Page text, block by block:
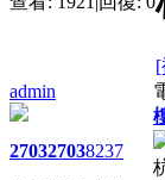
[
admin
270327038237